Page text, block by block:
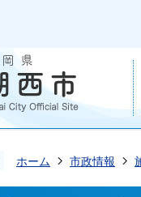
ホーム 市政情報